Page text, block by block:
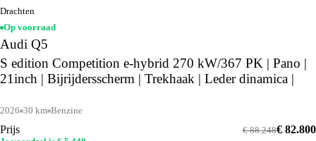
Drachten
Op voorraad
Audi Q5
S edition Competition e-hybrid 270 kW/367 PK | Pano |
21inch | Bijrijdersscherm | Trekhaak | Leder dinamica |
2026 30 km Benzine
Prijs € 82.800
€ 88.248